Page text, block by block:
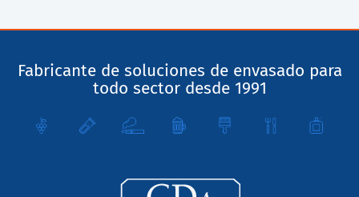
Fabricante de soluciones de envasado para
todo sector desde 1991